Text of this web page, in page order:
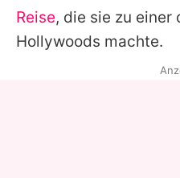
Reise, die sie zu einer
Hollywoods machte.